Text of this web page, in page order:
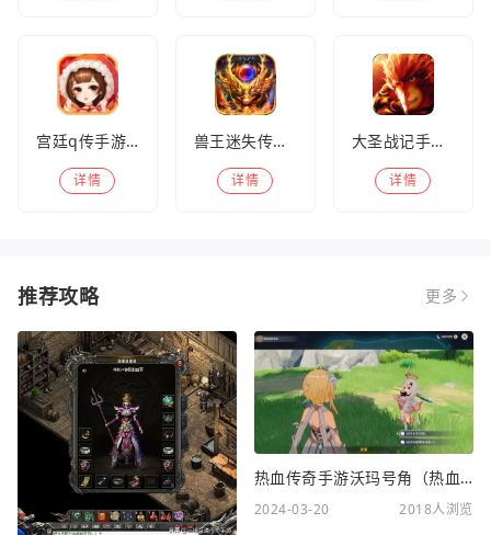
女孩的战争手机版(暂未上线)
详情
云步开心猜歌名
详情
全民枪王
详情
详情
推荐攻略 更多